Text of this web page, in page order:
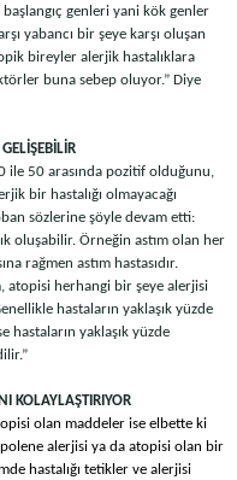
genleri yani kök genler
yabancı bir şeye karşı oluşan
bireyler alerjik hastalıklara
buna sebep oluyor.” Diye
ile 50 arasında pozitif olduğunu,
bir hastalığı olmayacağı
sözlerine şöyle devam etti:
oluşabilir. Örneğin astım olan her
rağmen astım hastasıdır.
atopisi herhangi bir şeye alerjisi
hastaların yaklaşık yüzde
hastaların yaklaşık yüzde
KOLAYLAŞTIRIYOR
olan maddeler ise elbette ki
alerjisi ya da atopisi olan bir
hastalığı tetikler ve alerjisi